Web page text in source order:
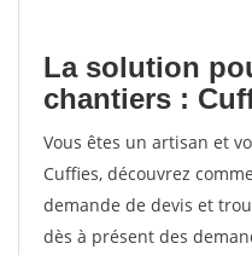
La solution
chantiers :
Vous êtes un artisan et
Cuffies, découvrez
demande de devis et
dès à présent des